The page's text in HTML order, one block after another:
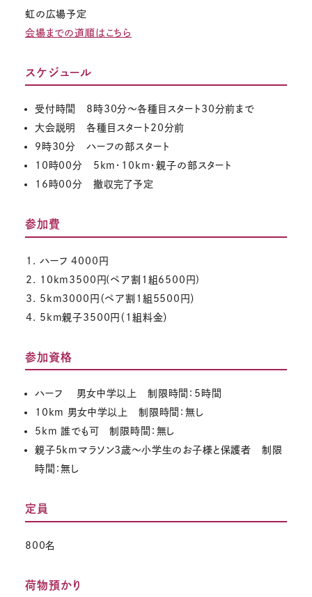
虹の広場予定
会場までの道順はこちら
スケジュール
受付時間 8時30分～各種目スタート30分前まで
大会説明 各種目スタート20分前
9時30分 ハーフの部スタート
10時00分 5km・10km・親子の部スタート
16時00分 撤収完了予定
参加費
ハーフ 4000円
10km3500円(ペア割1組6500円)
5km3000円（ペア割1組5500円）
5km親子3500円（1組料金）
参加資格
ハーフ 男女中学以上 制限時間：5時間
10km 男女中学以上 制限時間：無し
5km 誰でも可 制限時間：無し
親子5kmマラソン3歳～小学生のお子様と保護者 制限
時間：無し
定員
800名
荷物預かり